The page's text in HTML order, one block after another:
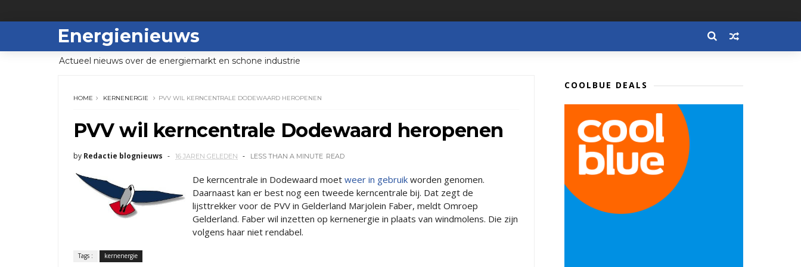
Energienieuws
Actueel nieuws over de energiemarkt en schone industrie
HOME KERNENERGIE PVV WIL KERNCENTRALE DODEWAARD HEROPENEN
PVV wil kerncentrale Dodewaard heropenen
by Redactie blognieuws 16 JAREN GELEDEN LESS THAN A MINUTE READ
De kerncentrale in Dodewaard moet weer in gebruik worden genomen.
Daarnaast kan er best nog een tweede kerncentrale bij. Dat zegt de
lijsttrekker voor de PVV in Gelderland Marjolein Faber, meldt Omroep
Gelderland. Faber wil inzetten op kernenergie in plaats van windmolens. Die zijn
volgens haar niet rendabel.
Tags : kernenergie
COOLBUE DEALS